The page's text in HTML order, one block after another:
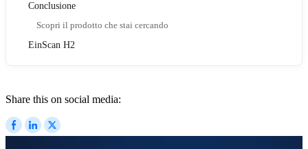
Conclusione
Scopri il prodotto che stai cercando
EinScan H2
Share this on social media: